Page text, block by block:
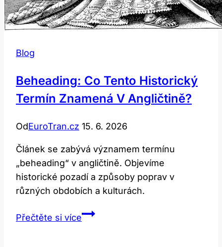
Blog
Beheading: Co Tento Historický
Termín Znamená V Angličtině?
OdEuroTran.cz 15. 6. 2026
Článek se zabývá významem termínu
„beheading“ v angličtině. Objevíme
historické pozadí a způsoby poprav v
různých obdobích a kulturách.
Přečtěte si víceBeheading: